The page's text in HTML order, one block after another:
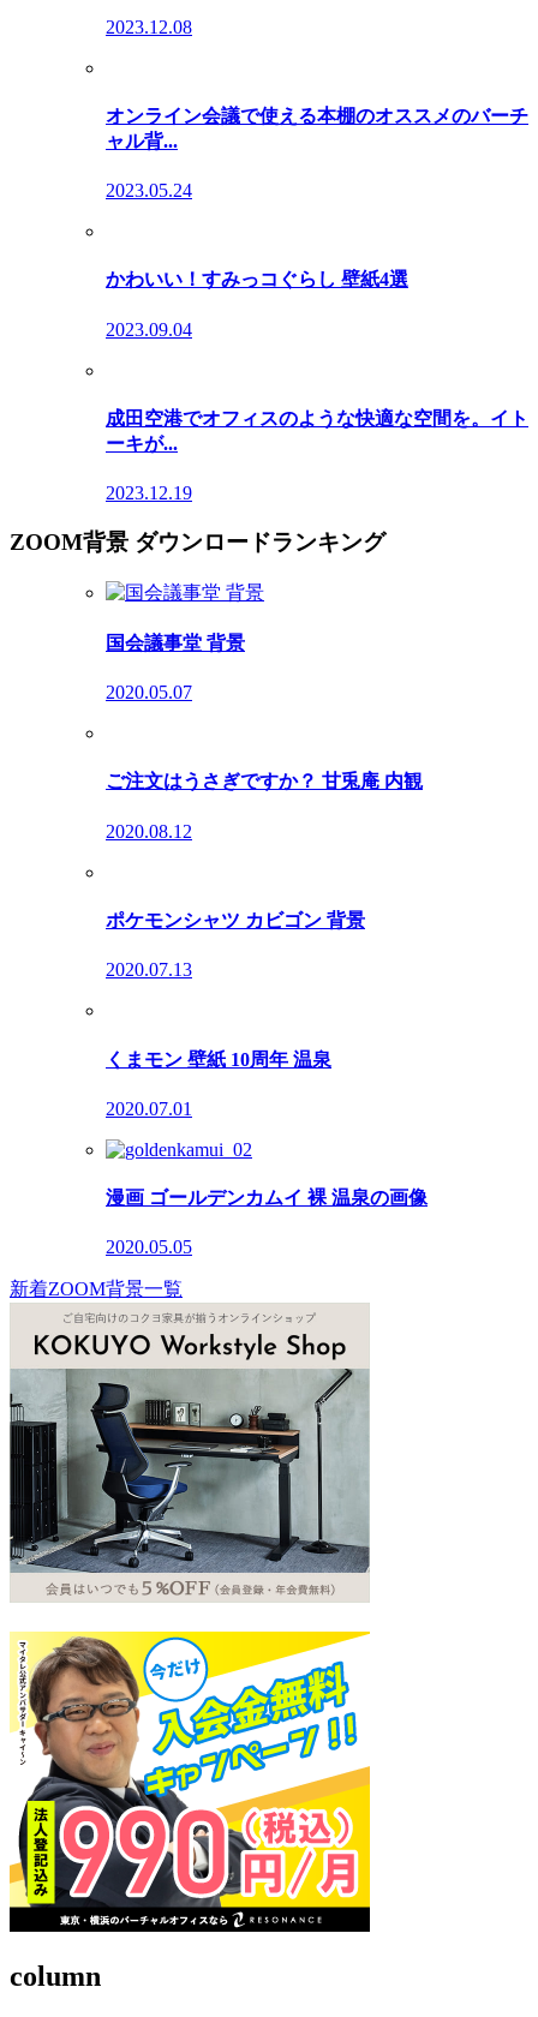
2023.12.08
オンライン会議で使える本棚のオススメのバーチ
ャル背...
2023.05.24
かわいい！すみっコぐらし 壁紙4選
2023.09.04
成田空港でオフィスのような快適な空間を。イト
ーキが...
2023.12.19
ZOOM背景 ダウンロードランキング
国会議事堂 背景
2020.05.07
ご注文はうさぎですか？ 甘兎庵 内観
2020.08.12
ポケモンシャツ カビゴン 背景
2020.07.13
くまモン 壁紙 10周年 温泉
2020.07.01
漫画 ゴールデンカムイ 裸 温泉の画像
2020.05.05
新着ZOOM背景一覧
column